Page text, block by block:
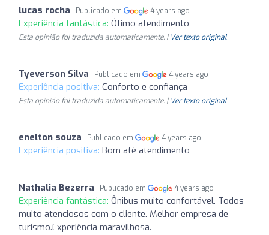
lucas rocha Publicado em 4 years ago
Experiência fantástica: Ótimo atendimento
Esta opinião foi traduzida automaticamente. | Ver texto original
Tyeverson Silva Publicado em 4 years ago
Experiência positiva: Conforto e confiança
Esta opinião foi traduzida automaticamente. | Ver texto original
enelton souza Publicado em 4 years ago
Experiência positiva: Bom até atendimento
Nathalia Bezerra Publicado em 4 years ago
Experiência fantástica: Ônibus muito confortável. Todos
muito atenciosos com o cliente. Melhor empresa de
turismo.Experiência maravilhosa.